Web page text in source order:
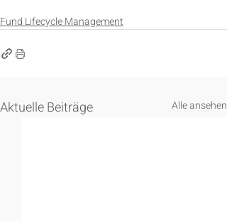
Fund Lifecycle Management
Aktuelle Beiträge Alle ansehen